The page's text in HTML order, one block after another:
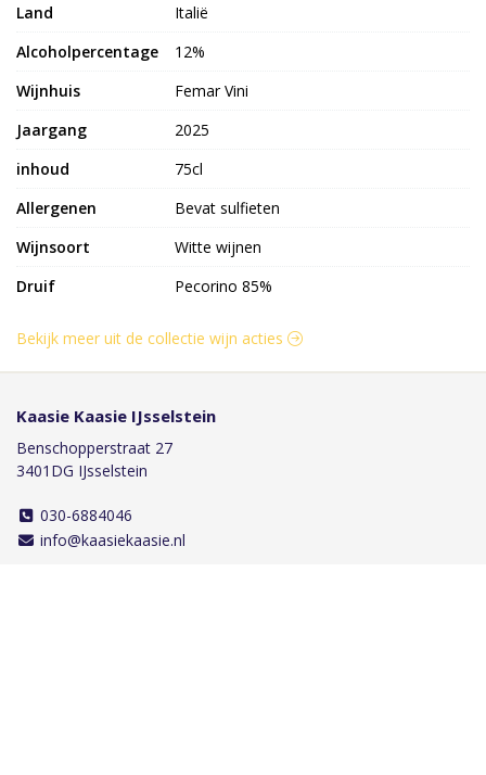
Land
Italië
Alcoholpercentage
12%
Wijnhuis
Femar Vini
Jaargang
2025
inhoud
75cl
Allergenen
Bevat sulfieten
Wijnsoort
Witte wijnen
Druif
Pecorino 85%
Bekijk meer uit de collectie wijn acties
Kaasie Kaasie IJsselstein
Benschopperstraat 27
3401DG IJsselstein
030-6884046
info@kaasiekaasie.nl